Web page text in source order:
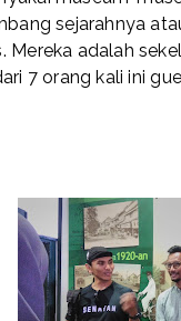
sejarahnya
Mereka adalah
7 orang kali ini